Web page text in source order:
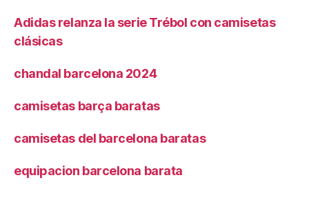
Adidas relanza la serie Trébol con camisetas
clásicas
chandal barcelona 2024
camisetas barça baratas
camisetas del barcelona baratas
equipacion barcelona barata